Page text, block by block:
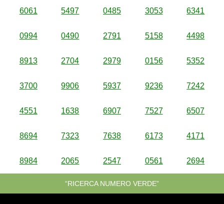
6061 5497 0485 3053 6341
0994 0490 2791 5158 4498
8913 2704 2979 0156 5352
3700 9906 5937 9236 7242
4551 1638 6907 7527 6507
8694 7323 7638 6173 4171
8984 2065 2547 0561 2694
“RICERCA NUMERO VERDE”